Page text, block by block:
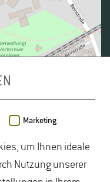
unterODbL
Studium|
Marketing
um Ihnen ideale
Nutzung unserer